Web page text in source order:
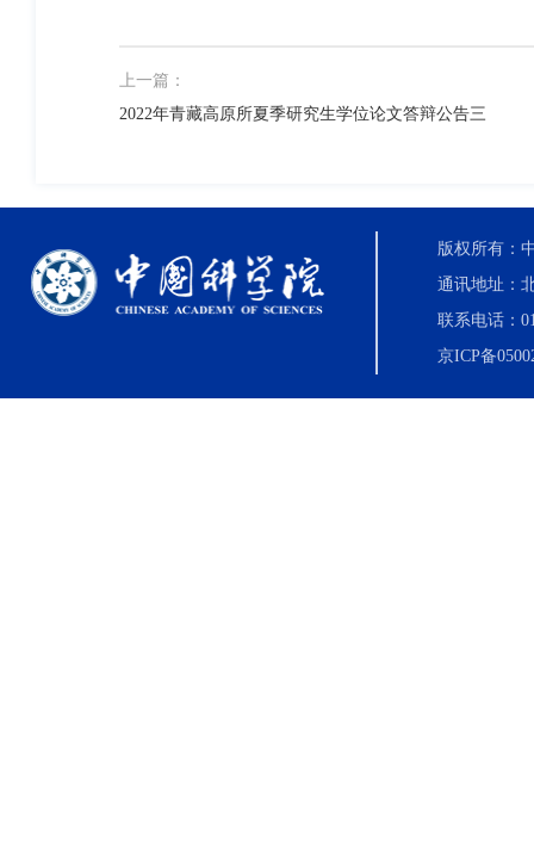
上一篇：
2022年青藏高原所夏季研究生学位论文答辩公告三
版权所有：
通讯地址：
联系电话：
京ICP备